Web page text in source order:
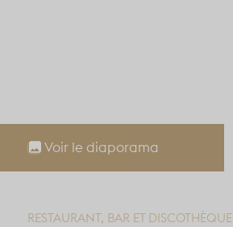
Voir le diaporama
RESTAURANT, BAR ET DISCOTHÈQUE